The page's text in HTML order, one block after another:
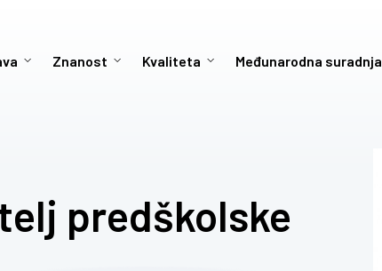
Znanost Kvaliteta Međunarodna suradnja
predškolske